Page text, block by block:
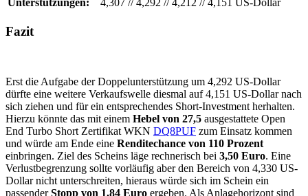
Unterstützungen:
4,307 //4,292 //4,212 //4,151 US-Dollar
Fazit
Erst die Aufgabe der Doppelunterstützung um 4,292 US-Dollar
dürfte eine weitere Verkaufswelle diesmal auf 4,151 US-Dollar nach
sich ziehen und für ein entsprechendes Short-Investment herhalten.
Hierzu könnte das mit einem Hebel von 27,5 ausgestattete Open
End Turbo Short Zertifikat WKN DQ8PUF zum Einsatz kommen
und würde am Ende eine Renditechance von 110 Prozent
einbringen. Ziel des Scheins läge rechnerisch bei 3,50 Euro. Eine
Verlustbegrenzung sollte vorläufig aber den Bereich von 4,330 US-
Dollar nicht unterschreiten, hieraus würde sich im Schein ein
passenderStopp von 1,84 Euro ergeben. Als Anlagehorizont sind